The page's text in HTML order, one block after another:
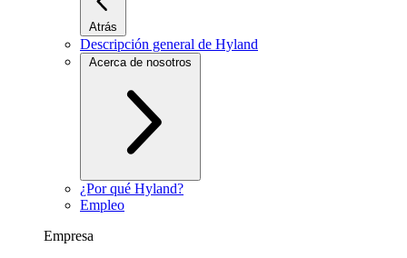
Atrás
Descripción general de Hyland
Acerca de nosotros
¿Por qué Hyland?
Empleo
Empresa